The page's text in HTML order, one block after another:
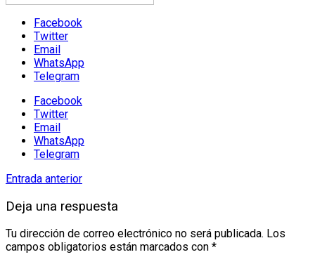
Facebook
Twitter
Email
WhatsApp
Telegram
Facebook
Twitter
Email
WhatsApp
Telegram
Entrada anterior
Deja una respuesta
Tu dirección de correo electrónico no será publicada. Los
campos obligatorios están marcados con *